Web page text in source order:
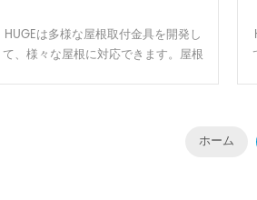
HUGEは多様な屋根取付金具を開発し
て、様々な屋根に対応できます。屋根
ホーム